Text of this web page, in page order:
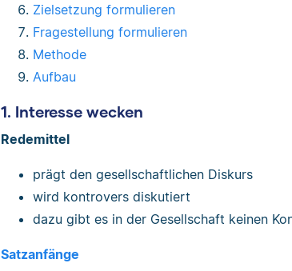
Zielsetzung formulieren
Fragestellung formulieren
Methode
Aufbau
1. Interesse wecken
Redemittel
prägt den gesellschaftlichen Diskurs
wird kontrovers diskutiert
dazu gibt es in der Gesellschaft keinen
Satzanfänge